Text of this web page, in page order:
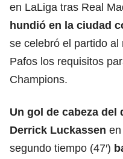
en LaLiga tras Real
hundió en la ciudad
se celebró el partido
Pafos los requisitos
Champions.
Un gol de cabeza del
Derrick Luckassen
segundo tiempo (47′)